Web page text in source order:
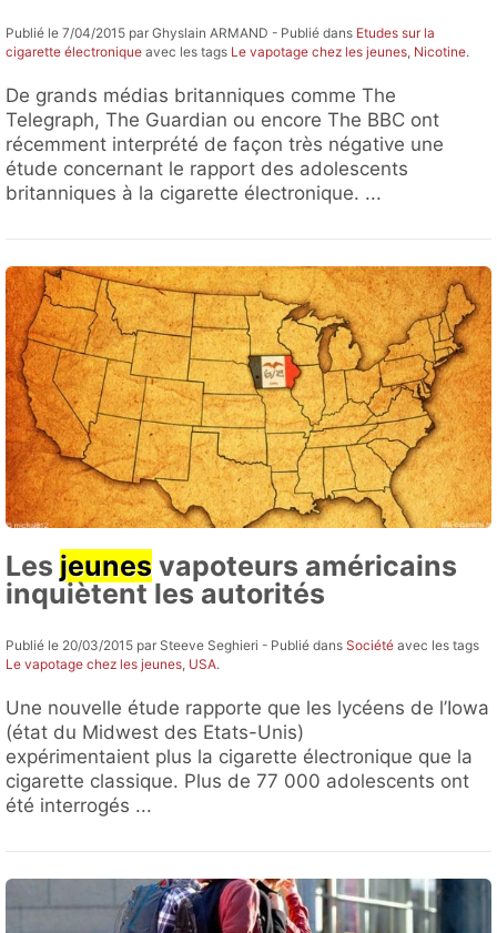
Publié le 7/04/2015 par Ghyslain ARMAND - Publié dans Etudes sur la
cigarette électronique avec les tags Le vapotage chez les jeunes, Nicotine.
De grands médias britanniques comme The
Telegraph, The Guardian ou encore The BBC ont
récemment interprété de façon très négative une
étude concernant le rapport des adolescents
britanniques à la cigarette électronique. ...
Les jeunes vapoteurs américains
inquiètent les autorités
Publié le 20/03/2015 par Steeve Seghieri - Publié dans Société avec les tags
Le vapotage chez les jeunes, USA.
Une nouvelle étude rapporte que les lycéens de l’Iowa
(état du Midwest des Etats-Unis)
expérimentaient plus la cigarette électronique que la
cigarette classique. Plus de 77 000 adolescents ont
été interrogés ...